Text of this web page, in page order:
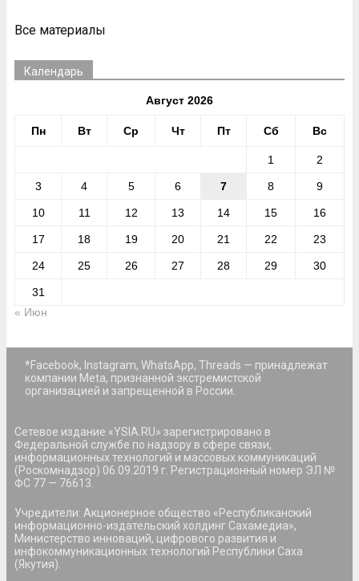
Все материалы
Календарь
Август 2026
Пн Вт Ср Чт Пт Сб Вс
1 2
3 4 5 6 7 8 9
10 11 12 13 14 15 16
17 18 19 20 21 22 23
24 25 26 27 28 29 30
31
« Июн
*Facebook, Instagram, WhatsApp, Threads — принадлежат
компании Meta, признанной экстремистской
организацией и запрещенной в России.
Сетевое издание «YSIA.RU» зарегистрировано в
Федеральной службе по надзору в сфере связи,
информационных технологий и массовых коммуникаций
(Роскомнадзор) 06.09.2019 г. Регистрационный номер ЭЛ №
ФС 77 — 76613.
Учредители: Акционерное общество «Республиканский
информационно-издательский холдинг Сахамедиа»,
Министерство инноваций, цифрового развития и
инфокоммуникационных технологий Республики Саха
(Якутия).